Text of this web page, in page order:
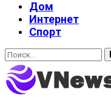
Дом
Интернет
Спорт
Найти: